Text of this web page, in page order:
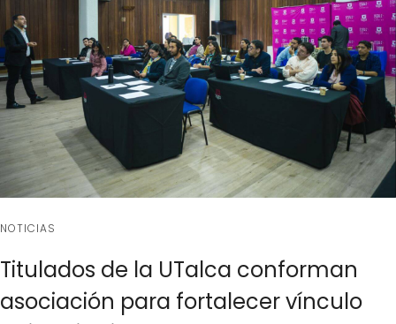
NOTICIAS
Titulados de la UTalca conforman
asociación para fortalecer vínculo